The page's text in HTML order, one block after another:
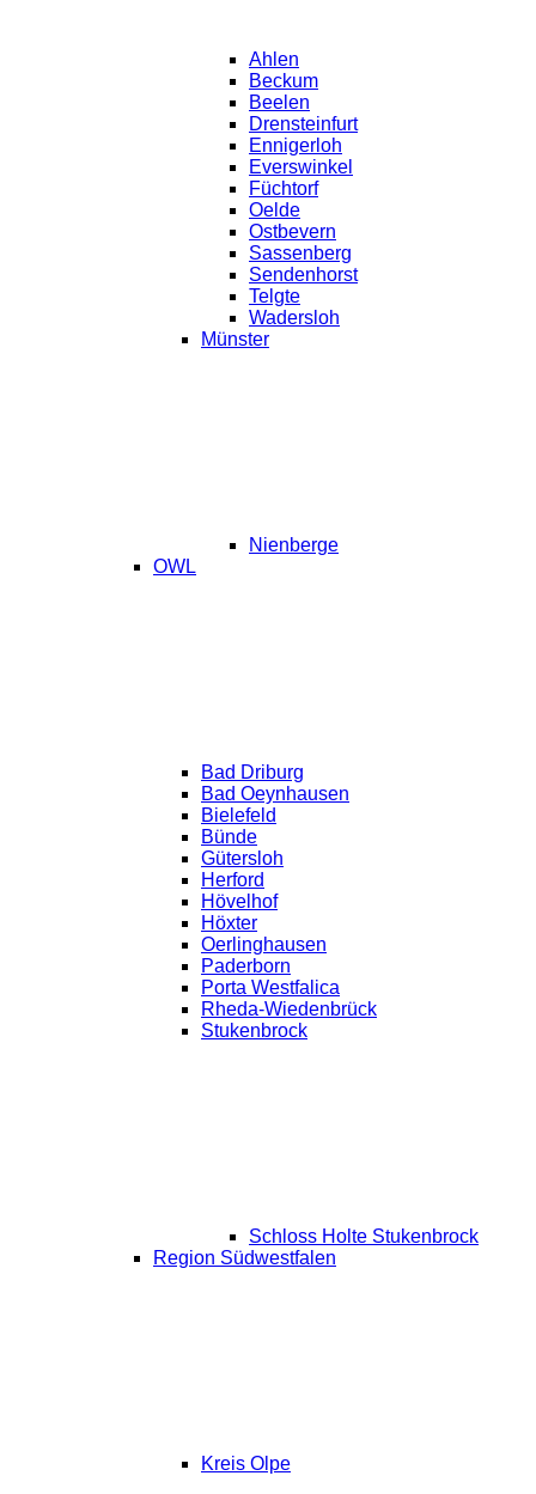
Ahlen
Beckum
Beelen
Drensteinfurt
Ennigerloh
Everswinkel
Füchtorf
Oelde
Ostbevern
Sassenberg
Sendenhorst
Telgte
Wadersloh
Münster
Nienberge
OWL
Bad Driburg
Bad Oeynhausen
Bielefeld
Bünde
Gütersloh
Herford
Hövelhof
Höxter
Oerlinghausen
Paderborn
Porta Westfalica
Rheda-Wiedenbrück
Stukenbrock
Schloss Holte Stukenbrock
Region Südwestfalen
Kreis Olpe